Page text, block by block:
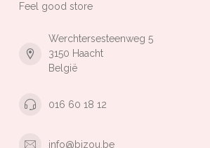
Feel good store
Werchtersesteenweg 5
3150 Haacht
België
016 60 18 12
info@bizou.be